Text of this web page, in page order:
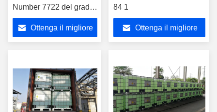
Number 7722 del grado
di tecnologia 84 1
Ottenga il migliore
84 1
Ottenga il migliore